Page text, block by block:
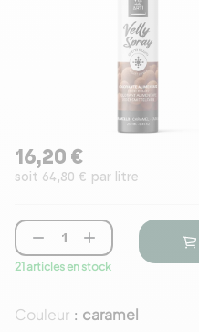
16,20 €
soit 64,80 € par litre
Couleur : caramel
 
21 articles en stock